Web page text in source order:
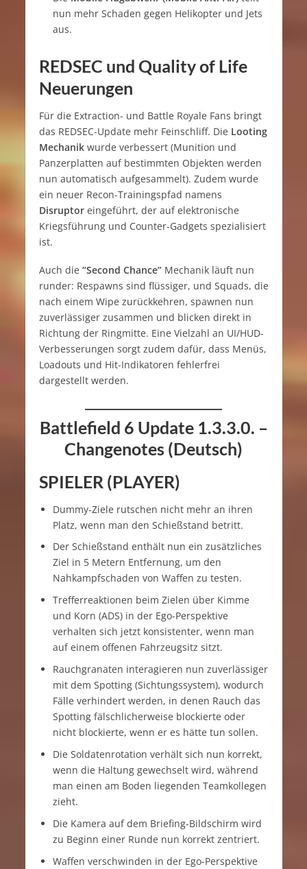
nun mehr Schaden gegen Helikopter und Jets
aus.
REDSEC und Quality of Life
Neuerungen
Für die Extraction- und Battle Royale Fans bringt
das REDSEC-Update mehr Feinschliff. Die Looting
Mechanikwurde verbessert (Munition und
Panzerplatten auf bestimmten Objekten werden
nun automatisch aufgesammelt). Zudem wurde
ein neuer Recon-Trainingspfad namens
Disruptoreingeführt, der auf elektronische
Kriegsführung und Counter-Gadgets spezialisiert
ist.
Auch die “Second Chance”Mechanik läuft nun
runder: Respawns sind flüssiger, und Squads, die
nach einem Wipe zurückkehren, spawnen nun
zuverlässiger zusammen und blicken direkt in
Richtung der Ringmitte. Eine Vielzahl an UI/HUD-
Verbesserungen sorgt zudem dafür, dass Menüs,
Loadouts und Hit-Indikatoren fehlerfrei
dargestellt werden.
Battlefield 6 Update 1.3.3.0. –
Changenotes (Deutsch)
SPIELER (PLAYER)
Dummy-Ziele rutschen nicht mehr an ihren
Platz, wenn man den Schießstand betritt.
Der Schießstand enthält nun ein zusätzliches
Ziel in 5 Metern Entfernung, um den
Nahkampfschaden von Waffen zu testen.
Trefferreaktionen beim Zielen über Kimme
und Korn (ADS) in der Ego-Perspektive
verhalten sich jetzt konsistenter, wenn man
auf einem offenen Fahrzeugsitz sitzt.
Rauchgranaten interagieren nun zuverlässiger
mit dem Spotting (Sichtungssystem), wodurch
Fälle verhindert werden, in denen Rauch das
Spotting fälschlicherweise blockierte oder
nicht blockierte, wenn er es hätte tun sollen.
Die Soldatenrotation verhält sich nun korrekt,
wenn die Haltung gewechselt wird, während
man einen am Boden liegenden Teamkollegen
zieht.
Die Kamera auf dem Briefing-Bildschirm wird
zu Beginn einer Runde nun korrekt zentriert.
Waffen verschwinden in der Ego-Perspektive